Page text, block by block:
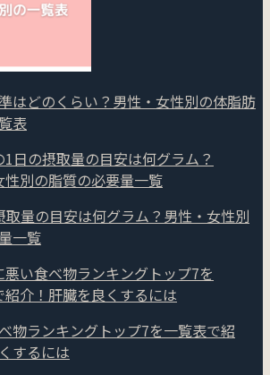
はどのくらい？男性・女性別の体脂肪
表
取量の目安は何グラム？男性・女性別
一覧
物ランキングトップ7を一覧表で紹
するには